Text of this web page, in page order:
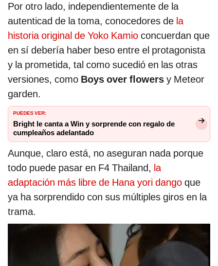
Por otro lado, independientemente de la
autenticad de la toma, conocedores de la
historia original de Yoko Kamio concuerdan que
en sí debería haber beso entre el protagonista
y la prometida, tal como sucedió en las otras
versiones, como Boys over flowers y Meteor
garden.
PUEDES VER:
Bright le canta a Win y sorprende con regalo de
cumpleaños adelantado
Aunque, claro está, no aseguran nada porque
todo puede pasar en F4 Thailand, la
adaptación más libre de Hana yori dango que
ya ha sorprendido con sus múltiples giros en la
trama.